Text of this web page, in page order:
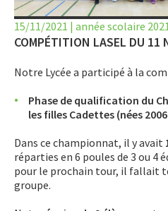
ACTUALITÉ
AGENDA
ACTIVITÉS
SERVICES
APPRENTISSAGE
APPLIS
15/11/2021 | année scolaire
COMPÉTITION LASEL DU 11
Notre Lycée a participé à la
Phase de qualification du
les filles Cadettes (nées
Dans ce championnat, il y avait
réparties en 6 poules de 3 ou 4
pour le prochain tour, il fallait
groupe.